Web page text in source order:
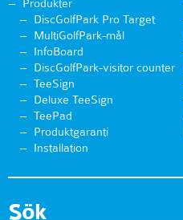
Produkter
DiscGolfPark Pro Target
MultiGolfPark-mål
InfoBoard
DiscGolfPark-visitor counter
TeeSign
Deluxe TeeSign
TeePad
Produktgaranti
Installation
Sök